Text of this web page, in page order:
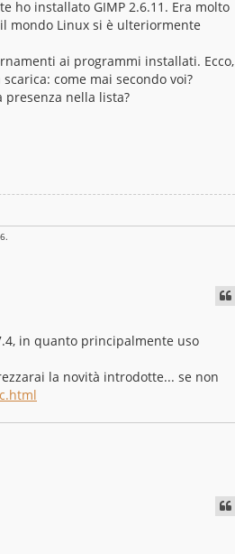
ho installato GIMP 2.6.11. Era molto
mondo Linux si è ulteriormente
ai programmi installati. Ecco,
come mai secondo voi?
nella lista?
in quanto principalmente uso
la novità introdotte... se non